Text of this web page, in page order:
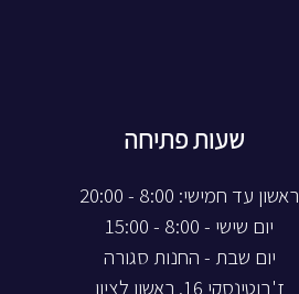
שעות פתיחה
ראשון עד חמישי: 8:00 - 20:00
יום שישי - 8:00 - 15:00
יום שבת - החנות סגורה
ז'בוטינסקי 16, ראשון לציון